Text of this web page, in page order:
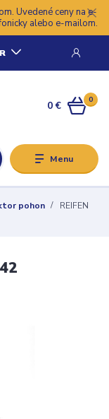
Uvedené ceny na e-
alebo e-mailom.
Menu
0
0 €
pohon
REIFEN